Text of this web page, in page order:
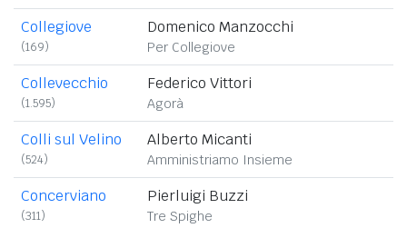
Collegiove
(169)
Domenico Manzocchi
Per Collegiove
Collevecchio
(1.595)
Federico Vittori
Agorà
Colli sul Velino
(524)
Alberto Micanti
Amministriamo Insieme
Concerviano
(311)
Pierluigi Buzzi
Tre Spighe